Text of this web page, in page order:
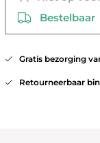
Bestelbaar
Gratis bezorging
Retourneerbaar